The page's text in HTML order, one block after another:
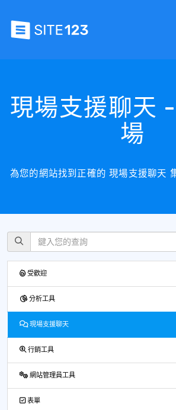
現場支援聊天
場
為您的網站找到正確的 現場支援聊天
受歡迎
分析工具
現場支援聊天
行銷工具
網站管理員工具
表單